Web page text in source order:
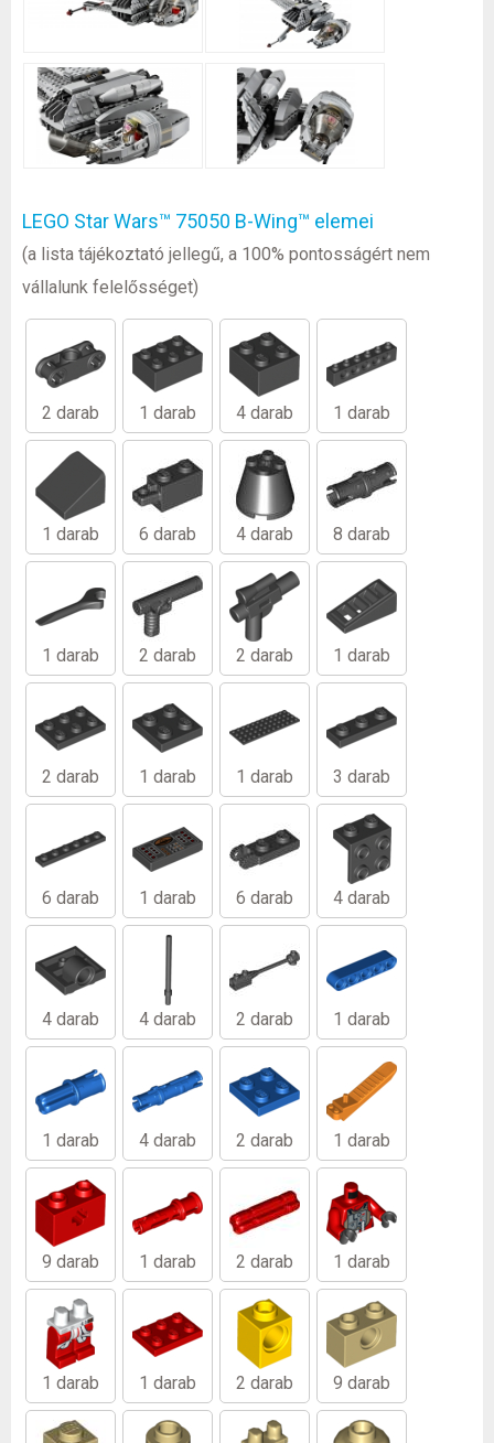
LEGO Star Wars™ 75050 B-Wing™ elemei
(a lista tájékoztató jellegű, a 100% pontosságért nem
vállalunk felelősséget)
2 darab 1 darab 4 darab 1 darab
1 darab 6 darab 4 darab 8 darab
1 darab 2 darab 2 darab 1 darab
2 darab 1 darab 1 darab 3 darab
6 darab 1 darab 6 darab 4 darab
4 darab 4 darab 2 darab 1 darab
1 darab 4 darab 2 darab 1 darab
9 darab 1 darab 2 darab 1 darab
1 darab 1 darab 2 darab 9 darab